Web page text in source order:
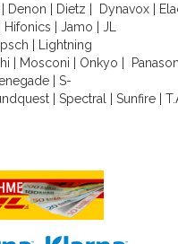
| Denon | Dietz | Dynavox |
Hifonics | Jamo | JL
| Lightning
| Mosconi | Onkyo |
| S-
| Spectral | Sunfire |